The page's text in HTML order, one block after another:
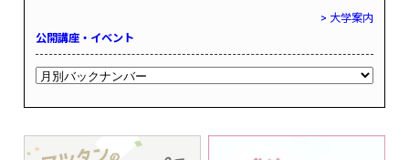
> 大学案内
公開講座・イベント